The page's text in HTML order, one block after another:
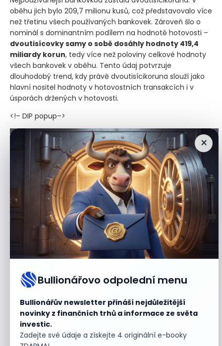
oběhu jich bylo 209,7 milionu kusů, což představovalo více
než třetinu všech používaných bankovek. Zároveň šlo o
nominál s dominantním podílem na hodnotě hotovosti –
dvoutisícovky samy o sobě dosáhly hodnoty 419,4
miliardy korun, tedy více než poloviny celkové hodnoty
všech bankovek v oběhu. Tento údaj potvrzuje
dlouhodobý trend, kdy právě dvoutisícikoruna slouží jako
hlavní nositel hodnoty v hotovostních transakcích i v
úsporách držených v hotovosti.
<!– DIP popup–>
×
Bullionářovo odpolední menu
Bullionářův newsletter přináší nejdůležitější
novinky z finančních trhů a informace ze světa
investic.
Zadejte své údaje a získejte 4 originální e-booky
Druhou nejrozšířenější bankovkou byla tisícikoruna. V
čtvrtinu všech bankovek. S výraznějším odstupem
následovaly bankovky nižších nominálních hodnot, tedy
dvoustovky, stovky a pětistovky. Tyto bankovky mají sice
význam v každodenním placení, ale z hlediska celkové
hodnoty oběživa hrají méně podstatnou roli.